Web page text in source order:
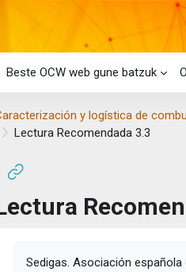
Beste OCW web gune batzuk
y logística de
Lectura Recomendada 3.3
Sedigas. Asociación